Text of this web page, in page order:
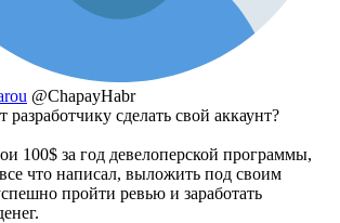
@ChapayHabr
разработчику сделать свой аккаунт?
100$ за год девелоперской программы,
что написал, выложить под своим
пройти ревью и заработать